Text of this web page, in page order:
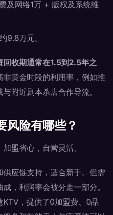
及网络1万 + 版权及系统维
9.8万元。
回收期通常在1.5到2.5年之
黄金时段的利用率，例如推
附近剧本杀店合作导流。
风险有哪些？
盟省心，自营灵活。
应链支持，适合新手。但需
，利润率会被分走一部分。
，提供了0加盟费、0品